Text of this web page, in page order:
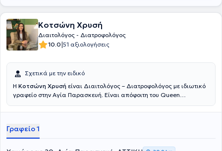
Κοτσώνη Χρυσή
Διαιτολόγος - Διατροφολόγος
10.0|51 αξιολογήσεις
Σχετικά με την ειδικό
Η Κοτσώνη Χρυσή είναι Διαιτολόγος – Διατροφολόγος με ιδιωτικό
γραφείο στην Αγία Παρασκευή. Είναι απόφοιτη του Queen
(Ένωση Διαιτολόγων – Διατροφολόγων Ελλάδος) και του ΠΔΣ
πλαίσιο πρακτικής άσκησης στο Γενικό Νοσοκομείο Αθηνών
«Αλεξάνδρα», στο Μαιευτήριο «Έλενα Βενιζέλου» και στο Ιατρικό
Αθηνών. Ως Διαιτολόγος παρακολουθεί και συμμετέχει σε διάφορα
Γραφείο 1